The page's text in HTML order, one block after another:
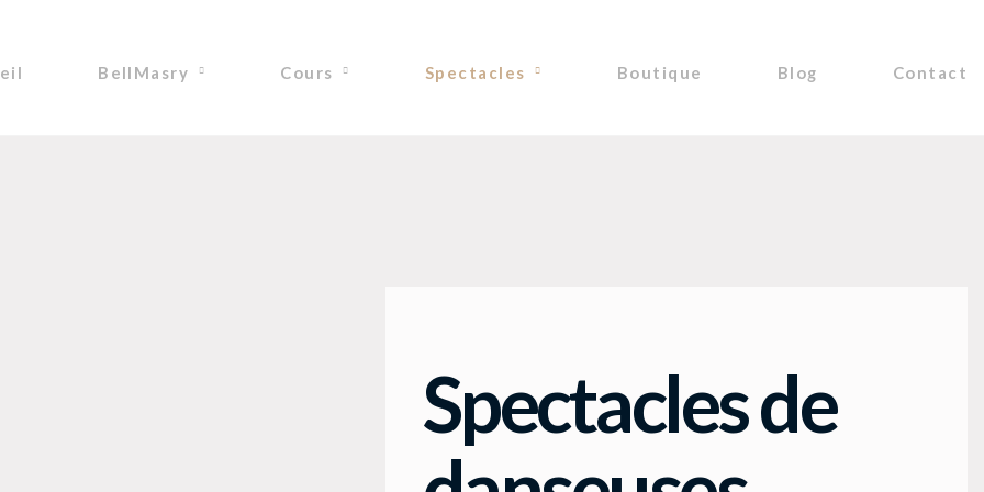
BellMasry Cours Spectacles Boutique Blog Contact
Spectacles de